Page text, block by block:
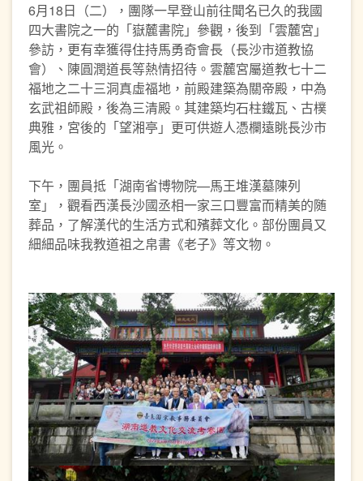
6月18日（二），團隊一早登山前往聞名已久的我國
四大書院之一的「嶽麓書院」參觀，後到「雲麓宮」
參訪，更有幸獲得住持馬勇奇會長（長沙市道教協
會）、陳圓潤道長等熱情招待。雲麓宮屬道教七十二
福地之二十三洞真虛福地，前殿建築為關帝殿，中為
玄武祖師殿，後為三清殿。其建築均石柱鐵瓦、古樸
典雅，宮後的「望湘亭」更可供遊人憑欄遠眺長沙市
風光。
下午，團員抵「湖南省博物院—馬王堆漢墓陳列
室」，觀看西漢長沙國丞相一家三口豐富而精美的随
葬品，了解漢代的生活方式和殯葬文化。部份團員又
細細品味我教道祖之帛書《老子》等文物。